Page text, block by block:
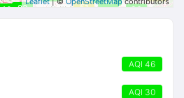
23 36
40 51
AQI 46
AQI 30